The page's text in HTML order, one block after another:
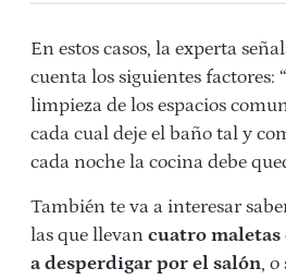
En estos casos, la experta
cuenta los siguientes factores:
limpieza de los espacios
cada cual deje el baño tal y
cada noche la cocina debe
También te va a interesar
las que llevan cuatro
a desperdigar por el salón, o